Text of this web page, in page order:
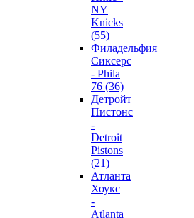
NY
Knicks
(55)
Филадельфия
Сиксерс
- Phila
76 (36)
Детройт
Пистонс
-
Detroit
Pistons
(21)
Атланта
Хоукс
-
Atlanta